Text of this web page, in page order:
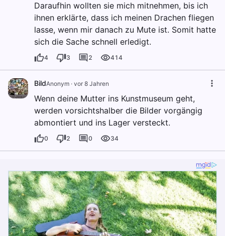
Daraufhin wollten sie mich mitnehmen, bis ich
ihnen erklärte, dass ich meinen Drachen fliegen
lasse, wenn mir danach zu Mute ist. Somit hatte
sich die Sache schnell erledigt.
4 3 2 414
BildAnonym · vor 8 Jahren
Wenn deine Mutter ins Kunstmuseum geht,
werden vorsichtshalber die Bilder vorgängig
abmontiert und ins Lager versteckt.
0 2 0 34